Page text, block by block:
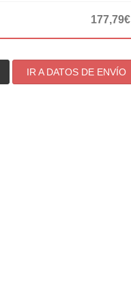
177,79€
IR A DATOS DE ENVÍO